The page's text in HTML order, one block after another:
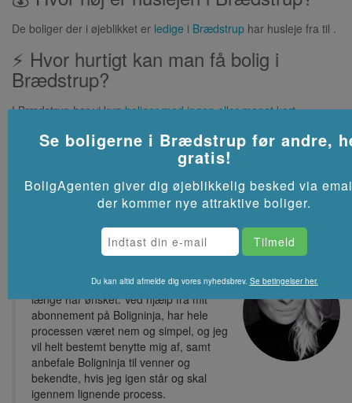
De boliger der i øjeblikket er ledige i Brædstrup har husleje fra til .
⚡ Hvor hurtigt kan man få bolig i
Brædstrup?
I Brædstrup har vi kunboliger med ingen eller meget kort
kommende måneder.
på Akutbolig.dk
finde lige præcis den lejlighed som jeg
længe har ønsket. Ved hjælp fra mit
abonnement på Boligninja, har hele
processen været nem og simpel, og jeg
vil helt bestemt benytte mig af, samt
anbefale Boligninja til venner og
bekendte, hvis jeg igen står og skal
igennem lignende process.
Se boligerne i Brædstrup før andre,
gratis!
BoligAgenten giver dig øjeblikkelig besked via
der kommer nye attraktive boliger.
Du kan altid afmelde dig vores nyhedsbrev. Se betingelser her.